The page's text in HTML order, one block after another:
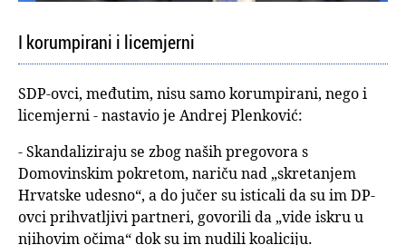
I korumpirani i licemjerni
SDP-ovci, međutim, nisu samo korumpirani, nego i
licemjerni - nastavio je Andrej Plenković:
- Skandaliziraju se zbog naših pregovora s
Domovinskim pokretom, nariču nad „skretanjem
Hrvatske udesno“, a do jučer su isticali da su im DP-
ovci prihvatljivi partneri, govorili da „vide iskru u
njihovim očima“ dok su im nudili koaliciju.